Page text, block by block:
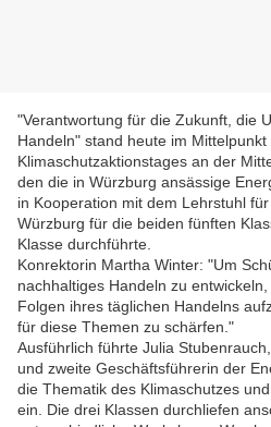
"Verantwortung für die Zukunft, die
Handeln" stand heute im Mittelpunkt
Klimaschutzaktionstages an der
den die in Würzburg ansässige
in Kooperation mit dem Lehrstuhl
Würzburg für die beiden fünften
Klasse durchführte.
Konrektorin Martha Winter: "Um
nachhaltiges Handeln zu
Folgen ihres täglichen Handelns
für diese Themen zu schärfen."
Ausführlich führte Julia
und zweite Geschäftsführerin der
die Thematik des Klimaschutzes
ein. Die drei Klassen durchliefen